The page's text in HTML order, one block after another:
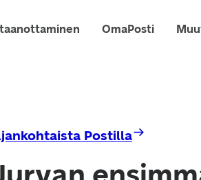
OmaPosti
Postilla